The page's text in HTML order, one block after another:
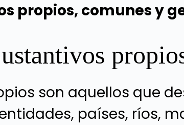
propios, comunes y
son aquellos que
países, ríos,